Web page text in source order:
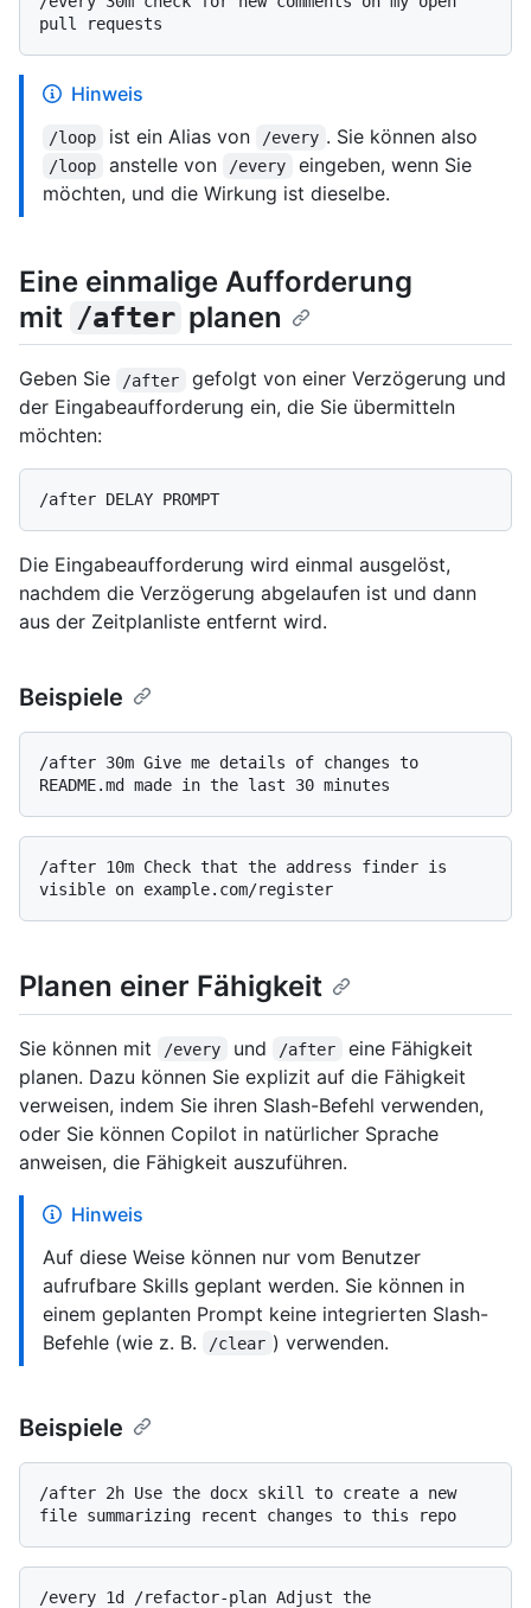
Hinweis
/loop ist ein Alias von /every . Sie können also
/loop anstelle von /every
eingeben, wenn Sie
möchten, und die Wirkung ist dieselbe.
Eine einmalige Aufforderung
mit /after planen
Geben Sie /after
gefolgt von einer Verzögerung und
der Eingabeaufforderung ein, die Sie übermitteln
möchten:
Die Eingabeaufforderung wird einmal ausgelöst,
nachdem die Verzögerung abgelaufen ist und dann
aus der Zeitplanliste entfernt wird.
Beispiele
/after 30m Give me details of changes to
/after 10m Check that the address finder is
Planen einer Fähigkeit
Sie können mit /every und /after
eine Fähigkeit
planen. Dazu können Sie explizit auf die Fähigkeit
verweisen, indem Sie ihren Slash-Befehl verwenden,
oder Sie können Copilot in natürlicher Sprache
anweisen, die Fähigkeit auszuführen.
Hinweis
Auf diese Weise können nur vom Benutzer
aufrufbare Skills geplant werden. Sie können in
einem geplanten Prompt keine integrierten Slash-
Befehle (wie z. B.
/clear ) verwenden.
Beispiele
/after 2h Use the docx skill to create a new
/every 1d /refactor-plan Adjust the